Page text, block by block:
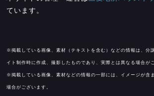
ています。
※掲載している画像、素材（テキストを含む）などの情報は、分
イト制作時に作成、撮影したものであり、実際とは異なる場合が
※掲載している画像、素材などの情報の一部には、イメージが含
場合がございます。